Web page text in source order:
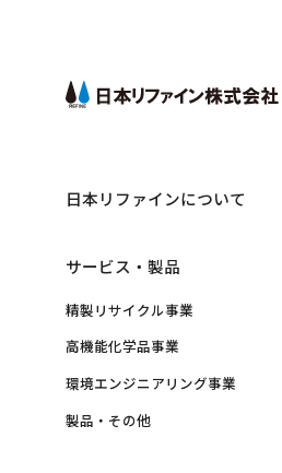
日本リファインについて
サービス・製品
精製リサイクル事業
高機能化学品事業
環境エンジニアリング事業
製品・その他